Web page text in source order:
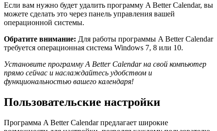
Если вам нужно будет удалить программу A Better Calendar, вы
можете сделать это через панель управления вашей
операционной системы.
Обратите внимание: Для работы программы A Better Calendar
требуется операционная система Windows 7, 8 или 10.
Установите программу A Better Calendar на свой компьютер
прямо сейчас и наслаждайтесь удобством и
функциональностью вашего календаря!
Пользовательские настройки
Программа A Better Calendar предлагает широкие